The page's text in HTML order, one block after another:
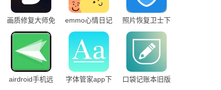
画质修复大师免
费版
emmo心情日记
安卓版
照片恢复卫士下
载安卓版
airdroid手机远
字体管家app下
口袋记账本旧版